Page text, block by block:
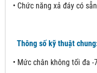
• Chức năng xả đáy có sẵn
Thông số kỹ thuật
• Mức chân không tối đa -